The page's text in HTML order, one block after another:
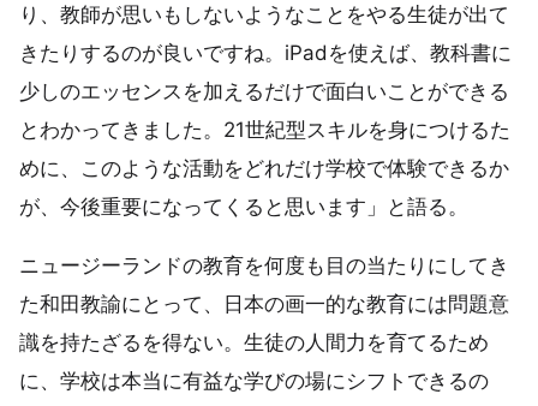
り、教師が思いもしないようなことをやる生徒が出て
きたりするのが良いですね。iPadを使えば、教科書に
少しのエッセンスを加えるだけで面白いことができる
とわかってきました。21世紀型スキルを身につけるた
めに、このような活動をどれだけ学校で体験できるか
が、今後重要になってくると思います」と語る。
ニュージーランドの教育を何度も目の当たりにしてき
た和田教諭にとって、日本の画一的な教育には問題意
識を持たざるを得ない。生徒の人間力を育てるため
に、学校は本当に有益な学びの場にシフトできるの